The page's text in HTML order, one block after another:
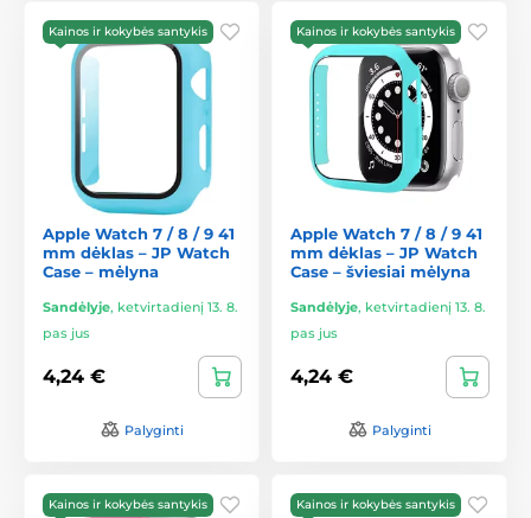
Kainos ir kokybės santykis
Apple Watch 7 / 8 / 9 41
mm dėklas – JP Watch
Case – mėlyna
Sandėlyje, ketvirtadienį 13. 8.
pas jus
4,24 €
Palyginti
Kainos ir kokybės santykis
Apple Watch 7 / 8 / 9 41
mm dėklas – JP Watch
Case – šviesiai mėlyna
Sandėlyje, ketvirtadienį 13. 8.
pas jus
4,24 €
Palyginti
Kainos ir kokybės santykis Kainos ir kokybės santykis